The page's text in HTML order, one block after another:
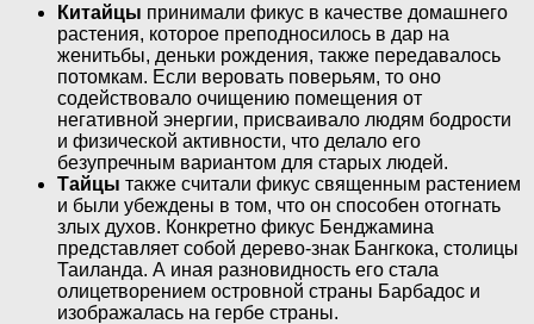
Китайцы принимали фикус в качестве домашнего
растения, которое преподносилось в дар на
женитьбы, деньки рождения, также передавалось
потомкам. Если веровать поверьям, то оно
содействовало очищению помещения от
негативной энергии, присваивало людям бодрости
и физической активности, что делало его
безупречным вариантом для старых людей.
Тайцы также считали фикус священным растением
и были убеждены в том, что он способен отогнать
злых духов. Конкретно фикус Бенджамина
представляет собой дерево-знак Бангкока, столицы
Таиланда. А иная разновидность его стала
олицетворением островной страны Барбадос и
изображалась на гербе страны.